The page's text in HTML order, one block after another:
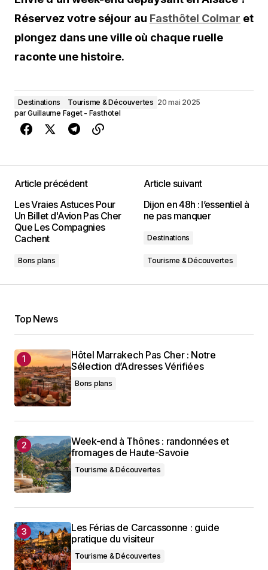
Réservez votre séjour au Fasthôtel Colmar et
plongez dans une ville où chaque ruelle
raconte une histoire.
Destinations Tourisme & Découvertes 20 mai 2025
parGuillaume Faget - Fasthotel
Article précédent
Les Vraies Astuces Pour
Un Billet d'Avion Pas Cher
Que Les Compagnies
Cachent
Bons plans
Article suivant
Dijon en 48h : l’essentiel à
ne pas manquer
Destinations
Tourisme & Découvertes
Top News
Hôtel Marrakech Pas Cher : Notre
Sélection d’Adresses Vérifiées
Bons plans
Week-end à Thônes : randonnées et
fromages de Haute-Savoie
Tourisme & Découvertes
Les Férias de Carcassonne : guide
pratique du visiteur
Tourisme & Découvertes